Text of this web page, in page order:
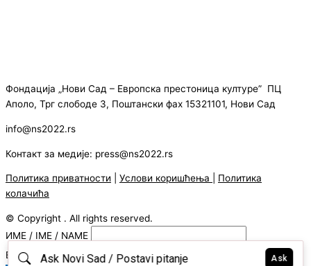
Фондација „Нови Сад – Европска престоница културе” ПЦ
Аполо, Трг слободе 3, Поштански фах 15321101, Нови Сад
info@ns2022.rs
Контакт за медије: press@ns2022.rs
Политика приватности Услови коришћења
Политика
колачића
© Copyright . All rights reserved.
ИМЕ / IME / NAME
E-MAIL